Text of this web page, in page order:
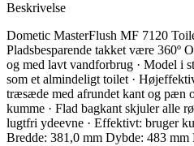
Beskrivelse
Dometic MasterFlush MF 7120
Pladsbesparende takket være 360º
og med lavt vandforbrug · Model i
som et almindeligt toilet ·
træsæde med afrundet kant og pæn
kumme · Flad bagkant skjuler alle
lugtfri ydeevne · Effektivt: bruger
Bredde: 381,0 mm Dybde: 483